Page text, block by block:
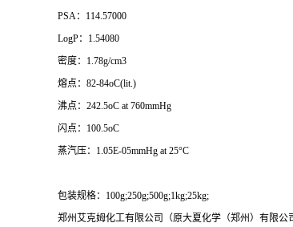
PSA：114.57000
LogP：1.54080
密度：1.78g/cm3
熔点：82-84oC(lit.)
沸点：242.5oC at 760mmHg
闪点：100.5oC
蒸汽压：1.05E-05mmHg at 25°C
包装规格：100g;250g;500g;1kg;25kg;
郑州艾克姆化工有限公司（原大夏化学（郑州）有限